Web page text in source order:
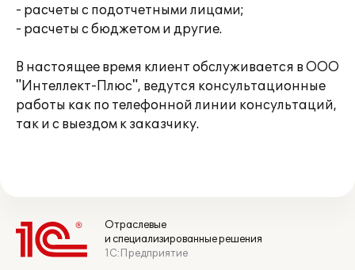
- расчеты с подотчетными лицами;
- расчеты с бюджетом и другие.
В настоящее время клиент обслуживается в ООО
"Интеллект-Плюс", ведутся консультационные
работы как по телефонной линии консультаций,
так и с выездом к заказчику.
Отраслевые
и специализированные решения
1С:Предприятие